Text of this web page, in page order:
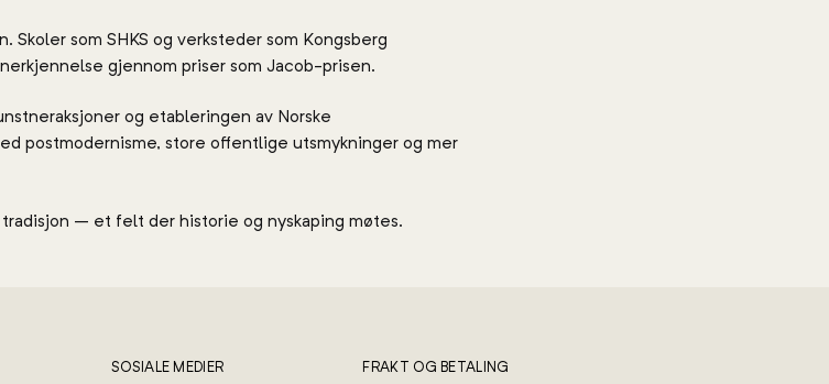
Skoler som SHKS og verksteder som Kongsberg
gjennom priser som Jacob-prisen.
og etableringen av Norske
postmodernisme, store offentlige utsmykninger og mer
tradisjon – et felt der historie og nyskaping møtes.
SOSIALE MEDIER FRAKT OG BETALING